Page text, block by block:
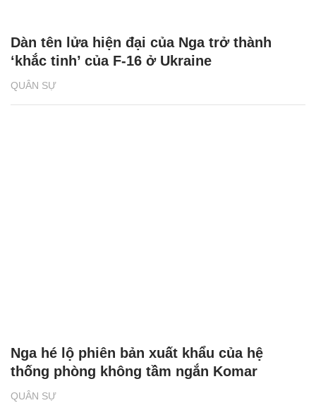
QUÂN SỰ
Dàn tên lửa hiện đại của Nga trở thành
‘khắc tinh’ của F-16 ở Ukraine
QUÂN SỰ
Nga hé lộ phiên bản xuất khẩu của hệ
thống phòng không tầm ngắn Komar